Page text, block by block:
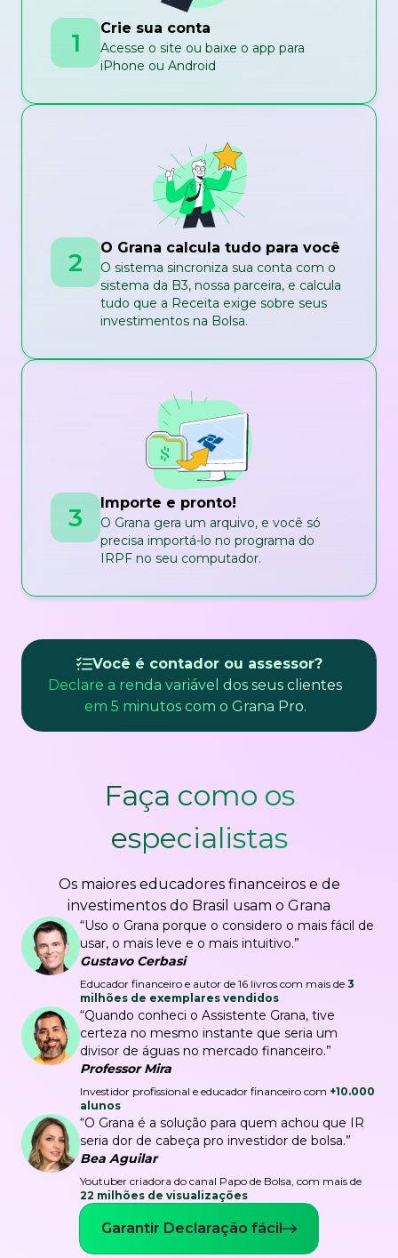
1 Crie sua conta
Acesse o site ou baixe o app para
iPhone ou Android
2 O Grana calcula tudo para você
O sistema sincroniza sua conta com o
sistema da B3, nossa parceira, e calcula
tudo que a Receita exige sobre seus
investimentos na Bolsa.
3 Importe e pronto!
O Grana gera um arquivo, e você só
precisa importá-lo no programa do
IRPF no seu computador.
Você é contador ou assessor?
Declare a renda variável dos seus clientes
em 5 minutos com o Grana Pro.
Faça como os
especialistas
Os maiores educadores financeiros e de
investimentos do Brasil usam o Grana
“Uso o Grana porque o considero o mais fácil de
usar, o mais leve e o mais intuitivo.”
Gustavo Cerbasi
Educador financeiro e autor de 16 livros com mais de 3
milhões de exemplares vendidos
“Quando conheci o Assistente Grana, tive
certeza no mesmo instante que seria um
divisor de águas no mercado financeiro.”
Professor Mira
Investidor profissional e educador financeiro com +10.000
alunos
“O Grana é a solução para quem achou que IR
seria dor de cabeça pro investidor de bolsa.”
Bea Aguilar
Youtuber criadora do canal Papo de Bolsa, com mais de
22 milhões de visualizações
Garantir Declaração fácil